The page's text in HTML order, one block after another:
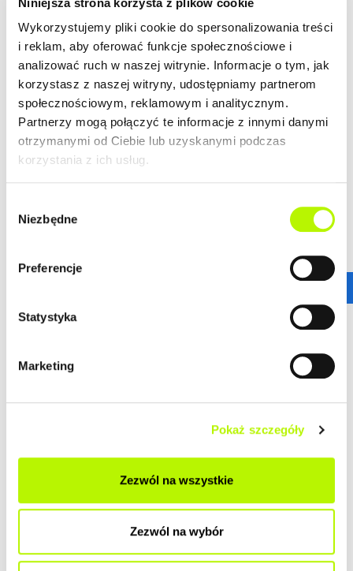
Wykorzystujemy pliki cookie do spersonalizowania treści
i reklam, aby oferować funkcje społecznościowe i
analizować ruch w naszej witrynie. Informacje o tym, jak
korzystasz z naszej witryny, udostępniamy partnerom
społecznościowym, reklamowym i analitycznym.
Partnerzy mogą połączyć te informacje z innymi danymi
otrzymanymi od Ciebie lub uzyskanymi podczas
korzystania z ich usług.
zgody
Niezbędne
Preferencje
Statystyka
Marketing
Pokaż szczegóły
Zezwól na wszystkie
Zezwól na wybór
Więcej znajdziesz
na:https://developres.pl/mieszkania
_________________________________
Skontaktuj się z nami już dziś i zarezerwuj swoje wymarzone
mieszkanie!